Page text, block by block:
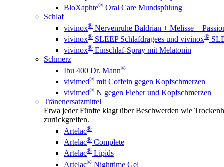
BloXaphte® Oral Care Mundspülung
Schlaf
vivinox® Nervenruhe Baldrian + Melisse +
vivinox® SLEEP Schlafdragees und vivinox®
vivinox® Einschlaf-Spray mit Melatonin
Schmerz
Ibu 400 Dr. Mann®
vivimed® mit Coffein gegen Kopfschmerzen
vivimed® N gegen Fieber und Kopfschmerzen
Tränenersatzmittel
Etwa jeder Fünfte klagt über Beschwerden wie
zurückgreifen.
Artelac®
Artelac® Complete
Artelac® Lipids
Artelac® Nighttime Gel